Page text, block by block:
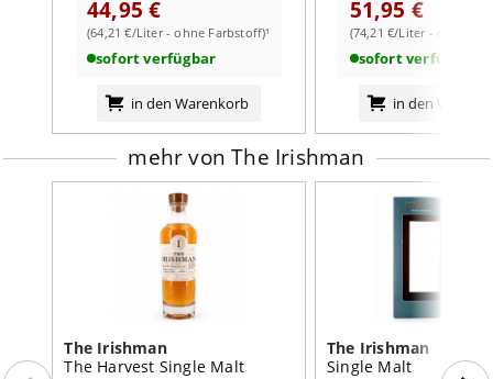
weiterlesen auf der Markenseite von The Irishman
44,95 €
(64,21 €/Liter - ohne Farbstoff)¹
sofort verfügbar
in den Warenkorb
51,95 €
(74,21 €/Liter - ohne
sofort verfügbar
in den
mehr von The Irishman
The Irishman
The Harvest Single Malt
The Irishman
Single Malt